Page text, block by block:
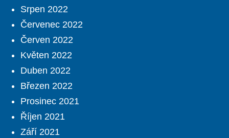
Srpen 2022
Červenec 2022
Červen 2022
Květen 2022
Duben 2022
Březen 2022
Prosinec 2021
Říjen 2021
Září 2021